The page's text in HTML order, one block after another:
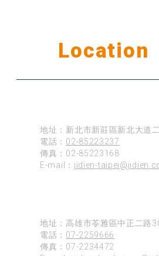
Location
地址：新北市新莊區新北大道
電話： 02-85223237
傳真：02-85223168
E-mail： jidien-
地址：高雄市苓雅區中正二路
電話： 07-2259666
傳真：07-2234472